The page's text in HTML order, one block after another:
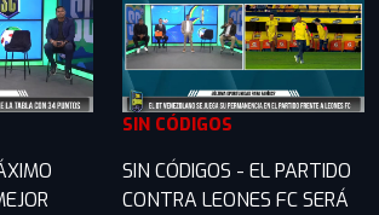
SIN CÓDIGOS
SIN CÓDIGOS - EL PARTIDO
CONTRA LEONES FC SERÁ